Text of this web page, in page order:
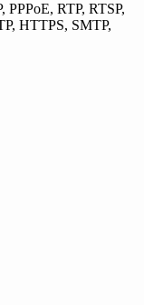
RTP, RTSP,
HTTPS, SMTP,